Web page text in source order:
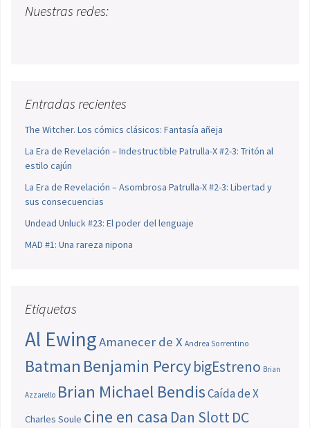
Nuestras redes:
Entradas recientes
The Witcher. Los cómics clásicos: Fantasía añeja
La Era de Revelación – Indestructible Patrulla-X #2-3: Tritón al
estilo cajún
La Era de Revelación – Asombrosa Patrulla-X #2-3: Libertad y
sus consecuencias
Undead Unluck #23: El poder del lenguaje
MAD #1: Una rareza nipona
Etiquetas
Al EwingAmanecer de X Andrea Sorrentino
Batman Benjamin PercybigEstreno Brian
Azzarello Brian Michael BendisCaída de X
Charles Soule cine en casa Dan SlottDC